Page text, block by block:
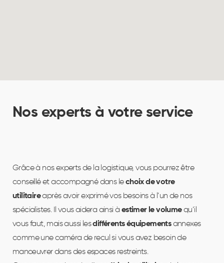
Nos experts à votre service
Grâce à nos experts de la logistique, vous pourrez être
conseillé et accompagné dans lechoix de votre
utilitaireaprès avoir exprimé vos besoins à l’un de nos
spécialistes. Il vous aidera ainsi à estimer le volumequ’il
vous faut, mais aussi lesdifférents équipementsannexes
comme une caméra de recul si vous avez besoin de
manœuvrer dans des espaces restreints.